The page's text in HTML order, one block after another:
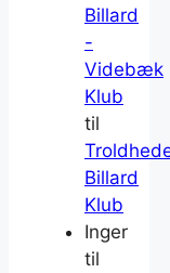
Billard
-
Videbæk
Klub
til
Billard
Klub
Inger
til